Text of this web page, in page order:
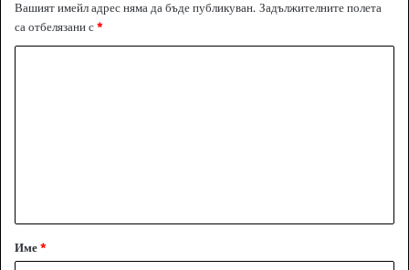
Вашият имейл адрес няма да бъде публикуван. Задължителните полета
са отбелязани с*
а
р
Име*